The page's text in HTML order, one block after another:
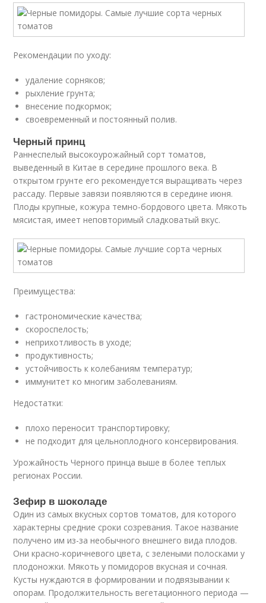
Рекомендации по уходу:
удаление сорняков;
рыхление грунта;
внесение подкормок;
своевременный и постоянный полив.
Черный принц
Раннеспелый высокоурожайный сорт томатов,
выведенный в Китае в середине прошлого века. В
открытом грунте его рекомендуется выращивать через
рассаду. Первые завязи появляются в середине июня.
Плоды крупные, кожура темно-бордового цвета. Мякоть
мясистая, имеет неповторимый сладковатый вкус.
Преимущества:
гастрономические качества;
скороспелость;
неприхотливость в уходе;
продуктивность;
устойчивость к колебаниям температур;
иммунитет ко многим заболеваниям.
Недостатки:
плохо переносит транспортировку;
не подходит для цельноплодного консервирования.
Урожайность Черного принца выше в более теплых
регионах России.
Зефир в шоколаде
Один из самых вкусных сортов томатов, для которого
характерны средние сроки созревания. Такое название
получено им из-за необычного внешнего вида плодов.
Они красно-коричневого цвета, с зелеными полосками у
плодоножки. Мякоть у помидоров вкусная и сочная.
Кусты нуждаются в формировании и подвязывании к
опорам. Продолжительность вегетационного периода —